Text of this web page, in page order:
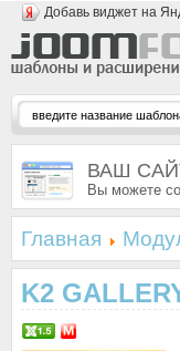
Добавь виджет на
ВАШ
Вы можете
Главная
K2